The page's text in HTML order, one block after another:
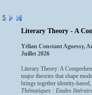
5
Literary Theory - A
Yélian Constant Aguessy,
Juillet 2026
Literary Theory: A
major theories that shape
brings together identity-based,
Thématiques : Etudes